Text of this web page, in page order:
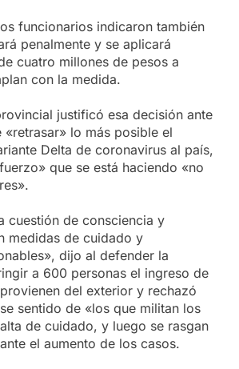
funcionarios indicaron también
penalmente y se aplicará
cuatro millones de pesos a
con la medida.
justificó esa decisión ante
«retrasar» lo más posible el
Delta de coronavirus al país,
que se está haciendo «no
cuestión de consciencia y
medidas de cuidado y
dijo al defender la
a 600 personas el ingreso de
del exterior y rechazó
sentido de «los que militan los
de cuidado, y luego se rasgan
el aumento de los casos.